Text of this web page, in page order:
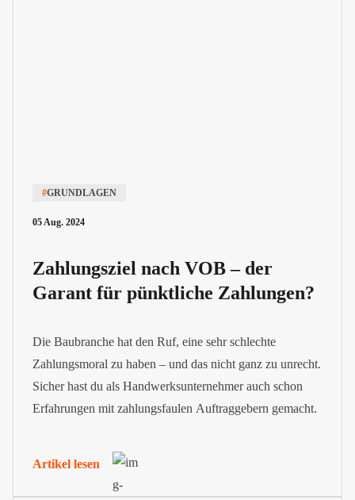
#GRUNDLAGEN
05 Aug. 2024
Zahlungsziel nach VOB – der
Garant für pünktliche Zahlungen?
Die Baubranche hat den Ruf, eine sehr schlechte
Zahlungsmoral zu haben – und das nicht ganz zu unrecht.
Sicher hast du als Handwerksunternehmer auch schon
Erfahrungen mit zahlungsfaulen Auftraggebern gemacht.
Artikel lesen